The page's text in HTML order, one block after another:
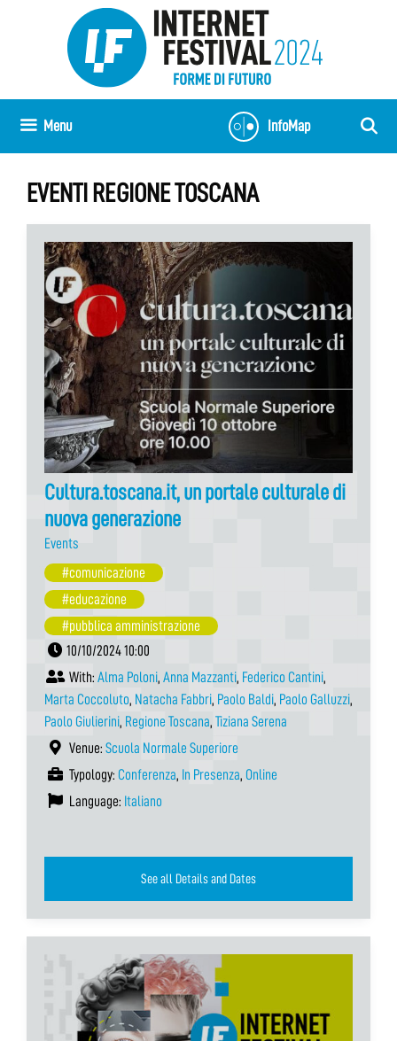
InfoMap
Menu
EVENTI REGIONE TOSCANA
Cultura.toscana.it, un portale culturale di
nuova generazione
Events
#comunicazione
#educazione
#pubblica amministrazione
10/10/2024 10:00
With: Alma Poloni, Anna Mazzanti, Federico Cantini,
Marta Coccoluto, Natacha Fabbri, Paolo Baldi, Paolo Galluzzi,
Paolo Giulierini, Regione Toscana, Tiziana Serena
Venue: Scuola Normale Superiore
Typology: Conferenza, In Presenza, Online
Language: Italiano
See all Details and Dates